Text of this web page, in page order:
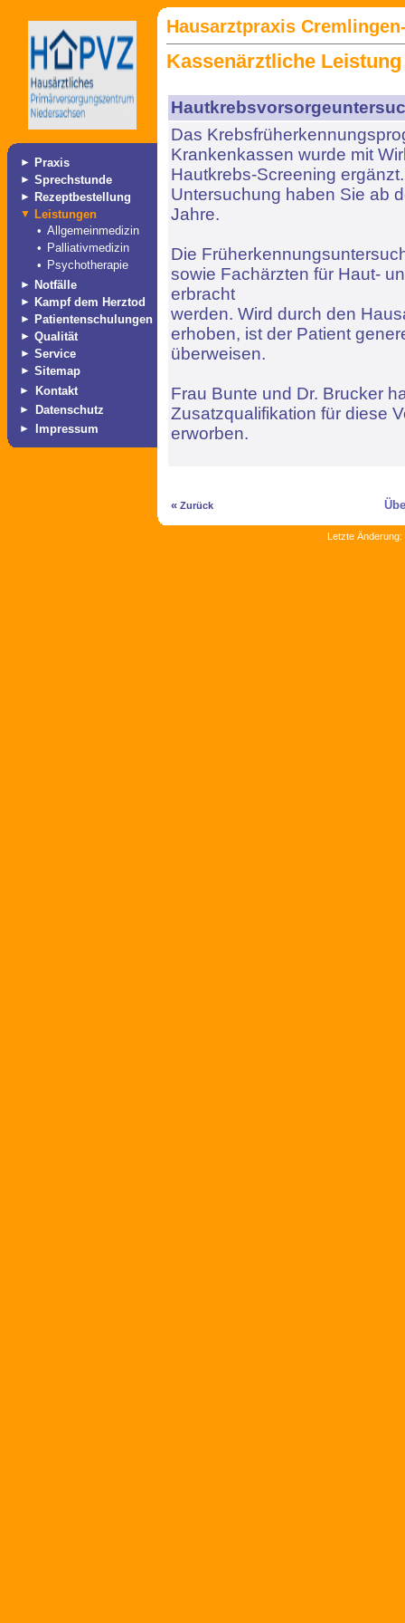
► Praxis
► Sprechstunde
► Rezeptbestellung
▼ Leistungen
• Allgemeinmedizin
• Palliativmedizin
• Psychotherapie
► Notfälle
► Kampf dem Herztod
► Patientenschulungen
► Qualität
► Service
► Sitemap
► Kontakt
► Datenschutz
► Impressum
Hausarztpraxis
Kassenärztliche Leistung
Das
Krankenkassen wurde mit
Hautkrebs-Screening
Untersuchung haben Sie ab
Jahre.
Die
sowie Fachärzten für Haut-
erbracht
werden. Wird durch den
erhoben, ist der Patient
überweisen.
Frau Bunte und Dr. Brucker
Zusatzqualifikation für diese
erworben.
« Zurück
Letzte